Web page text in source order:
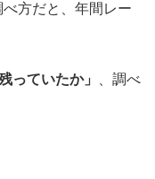
べ方だと、年間レー
っていたか」
、調べ